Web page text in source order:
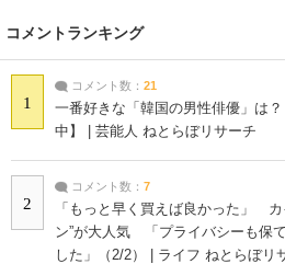
コメントランキング
1
コメント数： 21
一番好きな「韓国の男性俳優」は
中】 | 芸能人 ねとらぼリサーチ
2
コメント数： 7
「もっと早く買えば良かった」
ン”が大人気 「プライバシーも保
した」（2/2） | ライフ ねとらぼリ